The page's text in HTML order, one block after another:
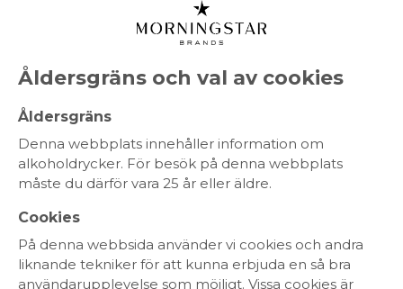
HEM
Åldersgräns och val av cookies
Åldersgräns
Denna webbplats innehåller information om
alkoholdrycker. För besök på denna webbplats
måste du därför vara 25 år eller äldre.
Cookies
På denna webbsida använder vi cookies och andra
liknande tekniker för att kunna erbjuda en så bra
användarupplevelse som möjligt. Vissa cookies är